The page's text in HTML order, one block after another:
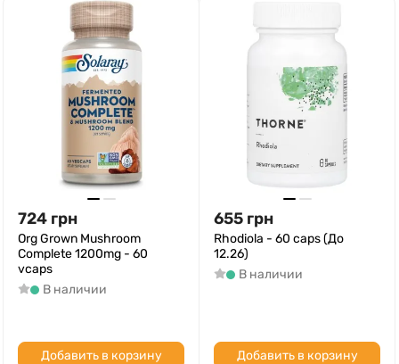
724 грн
Org Grown Mushroom
Complete 1200mg - 60
vcaps
В наличии
Добавить в корзину
655 грн
Rhodiola - 60 caps (До
12.26)
В наличии
Добавить в корзину